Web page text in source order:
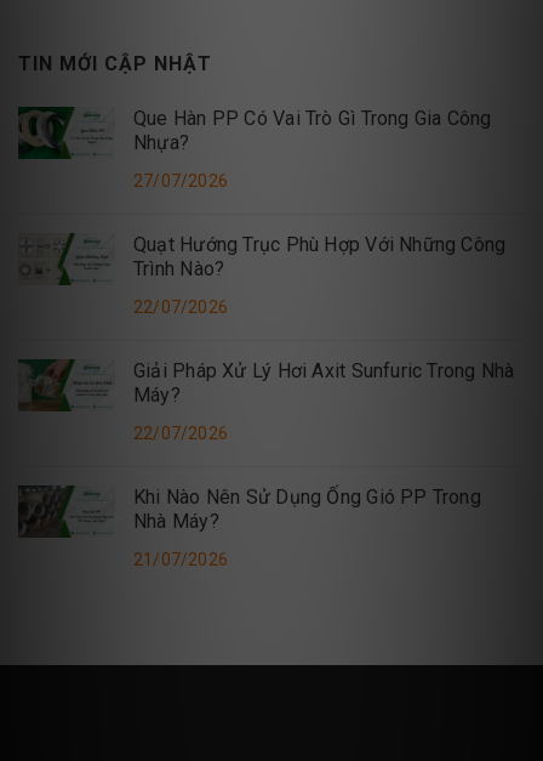
TIN MỚI CẬP NHẬT
Que Hàn PP Có Vai Trò Gì Trong Gia Công
Nhựa?
27/07/2026
Quạt Hướng Trục Phù Hợp Với Những Công
Trình Nào?
22/07/2026
Giải Pháp Xử Lý Hơi Axit Sunfuric Trong Nhà
Máy?
22/07/2026
Khi Nào Nên Sử Dụng Ống Gió PP Trong
Nhà Máy?
21/07/2026